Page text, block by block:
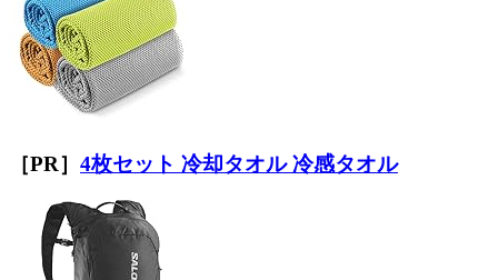
［PR］ 4枚セット 冷却タオル 冷感タオル